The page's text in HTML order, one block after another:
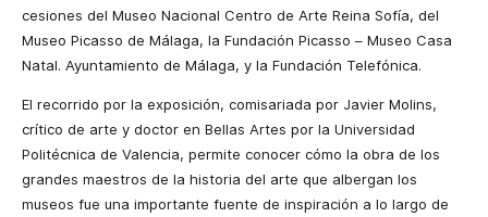
cesiones del Museo Nacional Centro de Arte Reina Sofía, del
Museo Picasso de Málaga, la Fundación Picasso – Museo Casa
Natal. Ayuntamiento de Málaga, y la Fundación Telefónica.
El recorrido por la exposición, comisariada por Javier Molins,
crítico de arte y doctor en Bellas Artes por la Universidad
Politécnica de Valencia, permite conocer cómo la obra de los
grandes maestros de la historia del arte que albergan los
museos fue una importante fuente de inspiración a lo largo de